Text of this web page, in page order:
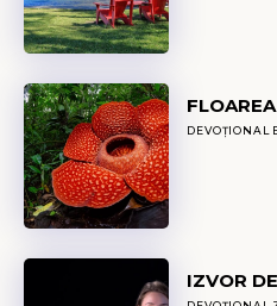
DEVOȚIONAL
IZVOR